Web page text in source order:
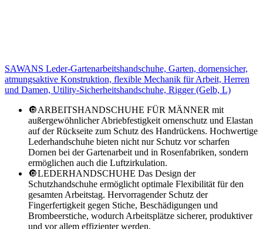
SAWANS Leder-Gartenarbeitshandschuhe, Garten, dornensicher,
atmungsaktive Konstruktion, flexible Mechanik für Arbeit, Herren
und Damen, Utility-Sicherheitshandschuhe, Rigger (Gelb, L)
🔘ARBEITSHANDSCHUHE FÜR MÄNNER mit
außergewöhnlicher Abriebfestigkeit ornenschutz und Elastan
auf der Rückseite zum Schutz des Handrückens. Hochwertige
Lederhandschuhe bieten nicht nur Schutz vor scharfen
Dornen bei der Gartenarbeit und in Rosenfabriken, sondern
ermöglichen auch die Luftzirkulation.
🔘LEDERHANDSCHUHE Das Design der
Schutzhandschuhe ermöglicht optimale Flexibilität für den
gesamten Arbeitstag. Hervorragender Schutz der
Fingerfertigkeit gegen Stiche, Beschädigungen und
Brombeerstiche, wodurch Arbeitsplätze sicherer, produktiver
und vor allem effizienter werden.